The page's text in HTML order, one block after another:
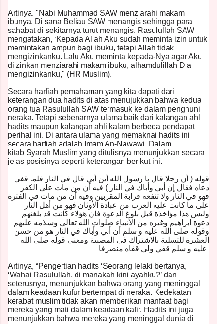
Artinya, "Nabi Muhammad SAW menziarahi makam
ibunya. Di sana Beliau SAW menangis sehingga para
sahabat di sekitarnya turut menangis. Rasulullah SAW
mengatakan, ‘Kepada Allah Aku sudah meminta izin untuk
memintakan ampun bagi ibuku, tetapi Allah tidak
mengizinkanku. Lalu Aku meminta kepada-Nya agar Aku
diizinkan menziarahi makam ibuku, alhamdulillah Dia
mengizinkanku," (HR Muslim).
Secara harfiah pemahaman yang kita dapati dari
keterangan dua hadits di atas menujukkan bahwa kedua
orang tua Rasulullah SAW termasuk ke dalam penghuni
neraka. Tetapi sebenarnya ulama baik dari kalangan ahli
hadits maupun kalangan ahli kalam berbeda pendapat
perihal ini. Di antara ulama yang memaknai hadits ini
secara harfiah adalah Imam An-Nawawi. Dalam
kitab Syarah Muslim yang ditulisnya menunjukkan secara
jelas posisinya seperti keterangan berikut ini.
قوله ( أن رجلا قال يا رسول الله أين أبي قال في النار فلما قفى
دعاه فقال إن أبي وأباك في النار ) فيه أن من مات على الكفر
فهو في النار ولا تنفعه قرابة المقربين وفيه أن من مات في الفترة
على ما كانت عليه العرب من عبادة الأوثان فهو من أهل النار
وليس هذا مؤاخذة قبل بلوغ الدعوة فان هؤلاء كانت قد بلغتهم
دعوة ابراهيم وغيره من الأنبياء صلوات الله تعالى وسلامه عليهم
وقوله صلى الله عليه و سلم أن أبي وأباك في النار هو من حسن
العشرة للتسلية بالاشتراك في المصيبة ومعنى قوله صلى الله
عليه و سلم قفي ولى قفاه منصرفا
Artinya, “Pengertian hadits ‘Seorang lelaki bertanya,
‘Wahai Rasulullah, di manakah kini ayahku?’ dan
seterusnya, menunjukkan bahwa orang yang meninggal
dalam keadaan kufur bertempat di neraka. Kedekatan
kerabat muslim tidak akan memberikan manfaat bagi
mereka yang mati dalam keadaan kafir. Hadits ini juga
menunjukkan bahwa mereka yang meninggal dunia di